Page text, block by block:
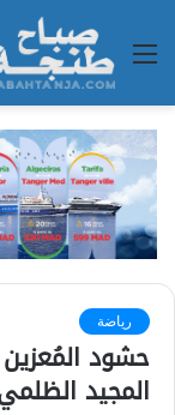
القائمة
رياضة
حشود
المجيد